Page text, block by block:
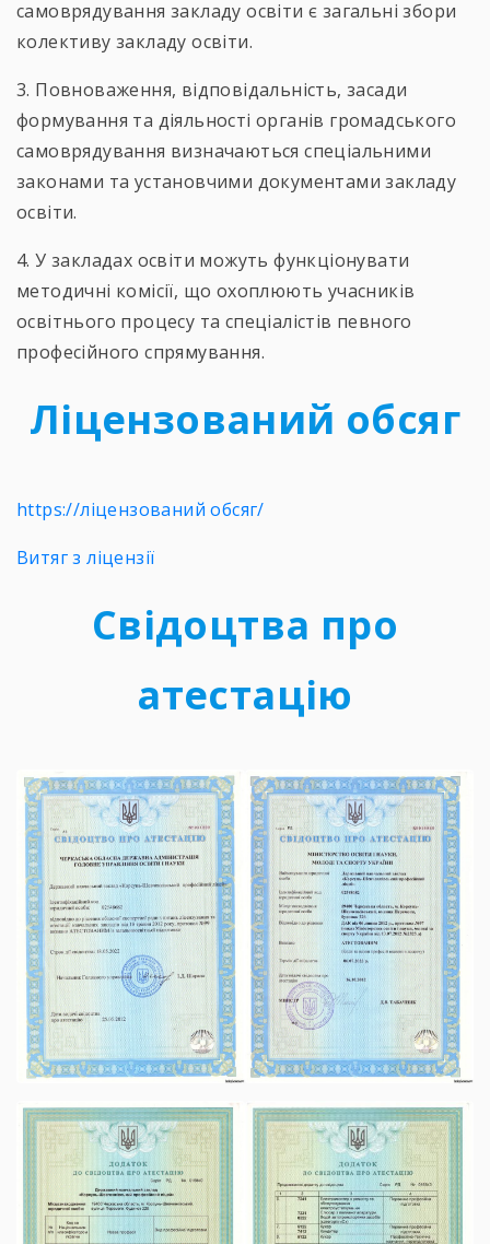
самоврядування закладу освіти є загальні збори
колективу закладу освіти.
3. Повноваження, відповідальність, засади
формування та діяльності органів громадського
самоврядування визначаються спеціальними
законами та установчими документами закладу
освіти.
4. У закладах освіти можуть функціонувати
методичні комісії, що охоплюють учасників
освітнього процесу та спеціалістів певного
професійного спрямування.
Ліцензований обсяг
https://ліцензований обсяг/
Витяг з ліцензії
Свідоцтва про
атестацію